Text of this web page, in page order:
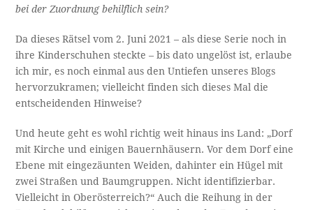
bei der Zuordnung behilflich sein?
Da dieses Rätsel vom 2. Juni 2021 – als diese Serie noch in
ihre Kinderschuhen steckte – bis dato ungelöst ist, erlaube
ich mir, es noch einmal aus den Untiefen unseres Blogs
hervorzukramen; vielleicht finden sich dieses Mal die
entscheidenden Hinweise?
Und heute geht es wohl richtig weit hinaus ins Land: „Dorf
mit Kirche und einigen Bauernhäusern. Vor dem Dorf eine
Ebene mit eingezäunten Weiden, dahinter ein Hügel mit
zwei Straßen und Baumgruppen. Nicht identifizierbar.
Vielleicht in Oberösterreich?“ Auch die Reihung in der